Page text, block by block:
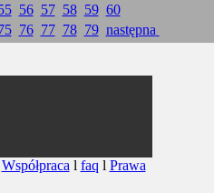
56 57 58 59 60
76 77 78 79 następna
Współpraca l faq l Prawa